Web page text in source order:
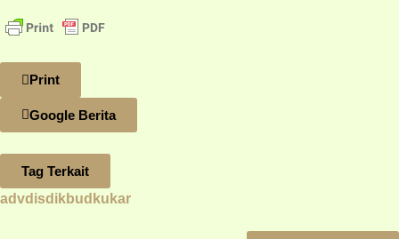
Print
Google Berita
Tag Terkait
advdisdikbudkukar